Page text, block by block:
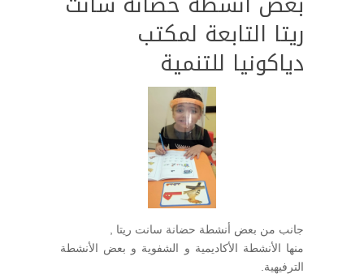
ريتا التابعة لمكتب
دياكونيا للتنمية
جانب من بعض أنشطة حضانة سانت ريتا ,
منها الأنشطة الأكاديمية و الشفوية و بعض الأنشطة
الترفيهية.